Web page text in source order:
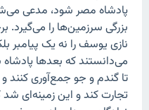
بزرگی سرزمین‌ها را می‌گیرد.
نازی یوسف را نه یک پیامبر
می‌دانستند که بعدها
تا گندم و جو جمع‌آوری کنند
تجارت کند و این زمینه‌ای شد